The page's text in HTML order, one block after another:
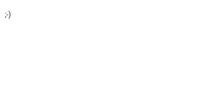
;-)